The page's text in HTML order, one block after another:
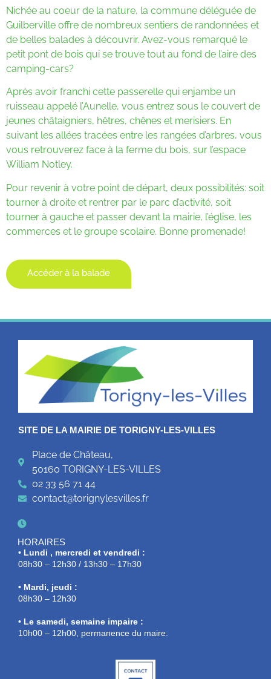
Nichée au coeur de la nature, la commune déléguée de
Guilberville offre de nombreux sentiers de randonnées et
de belles balades à découvrir. Avez-vous remarqué le
petit pont de bois qui se trouve tout au fond de l’aire des
camping-cars?
Après avoir franchi cette passerelle qui enjambe un
ruisseau appelé l’Aunelle, vous entrez sous le couvert de
jeunes châtaigniers, hêtres, chênes et merisiers. En
suivant les allées tracées entre les rangées d’arbres, vous
vous retrouverez face à la ferme du bois, sur l’espace
William Notley.
Pour revenir à votre point de départ, deux possibilités: soit
tourner à droite et rentrer par le parc d’activité, soit
tourner à gauche et passer devant la mairie, l’église, les
commerces et le groupe scolaire. Bonne promenade!
Accéder à la balade
SITE DE LA MAIRIE DE TORIGNY-LES-VILLES
Place de Château,
50160 TORIGNY-LES-VILLES
02 33 56 71 44
contact@torignylesvilles.fr
HORAIRES
• Lundi , mercredi et vendredi :
08h30 – 12h30 / 13h30 – 17h30
• Mardi, jeudi :
08h30 – 12h30
• Le samedi, semaine impaire :
10h00 – 12h00, permanence du maire.